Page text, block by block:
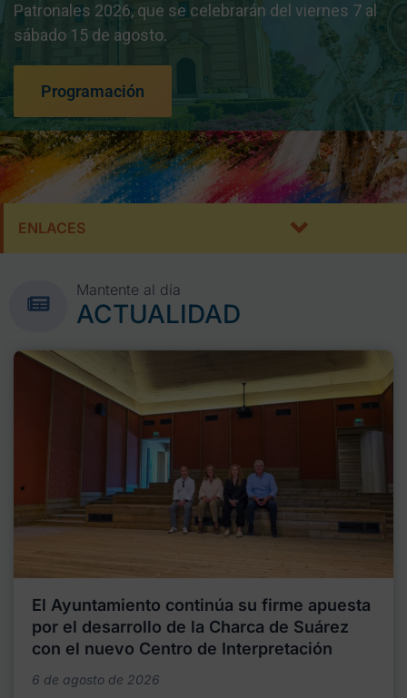
Patronales 2026, que se celebrarán del viernes 7 al
sábado 15 de agosto.
Programación
ENLACES
Mantente al día
ACTUALIDAD
El Ayuntamiento continúa su firme apuesta
por el desarrollo de la Charca de Suárez
con el nuevo Centro de Interpretación
6 de agosto de 2026